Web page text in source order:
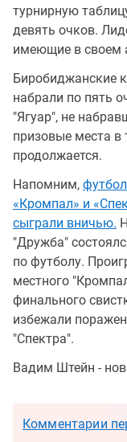
турнирную
девять очков.
имеющие в своем
Биробиджанские
набрали по пять
"Ягуар", не
призовые места в
продолжается.
Напомним,
«Кромпал» и
сыграли вничью.
"Дружба"
по футболу.
местного
финального
избежали
"Спектра".
Вадим Штейн -
Комментарии